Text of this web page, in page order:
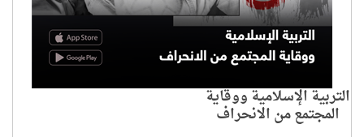
التربية الإسلامية ووقاية
المجتمع من الانحراف